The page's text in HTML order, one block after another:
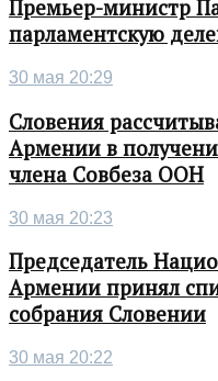
Премьер-министр
парламентскую
30 мая 20:29
Словения
Армении в
члена Совбеза ООН
30 мая 20:23
Председатель
Армении принял
собрания Словении
30 мая 20:22